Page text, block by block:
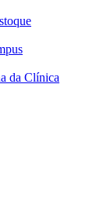
da Clínica